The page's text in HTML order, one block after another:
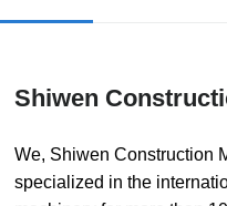
Shiwen
We, Shiwen Construction
specialized in the